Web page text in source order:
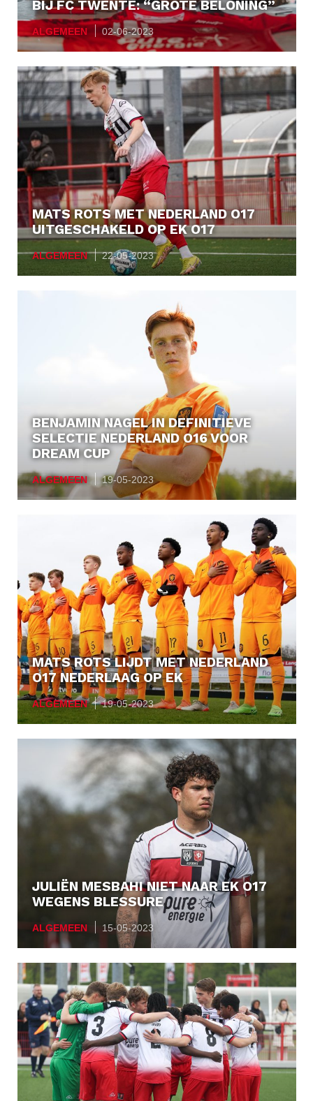
BIJ FC TWENTE: “GROTE BELONING”
ALGEMEEN 02-06-2023
MATS ROTS MET NEDERLAND O17
UITGESCHAKELD OP EK O17
ALGEMEEN 22-05-2023
BENJAMIN NAGEL IN DEFINITIEVE
SELECTIE NEDERLAND O16 VOOR
DREAM CUP
ALGEMEEN 19-05-2023
MATS ROTS LIJDT MET NEDERLAND
O17 NEDERLAAG OP EK
ALGEMEEN 19-05-2023
JULIËN MESBAHI NIET NAAR EK O17
WEGENS BLESSURE
ALGEMEEN 15-05-2023